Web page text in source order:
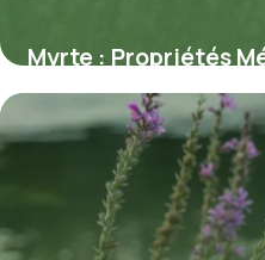
Myrte : Propriétés
11 juillet 2026